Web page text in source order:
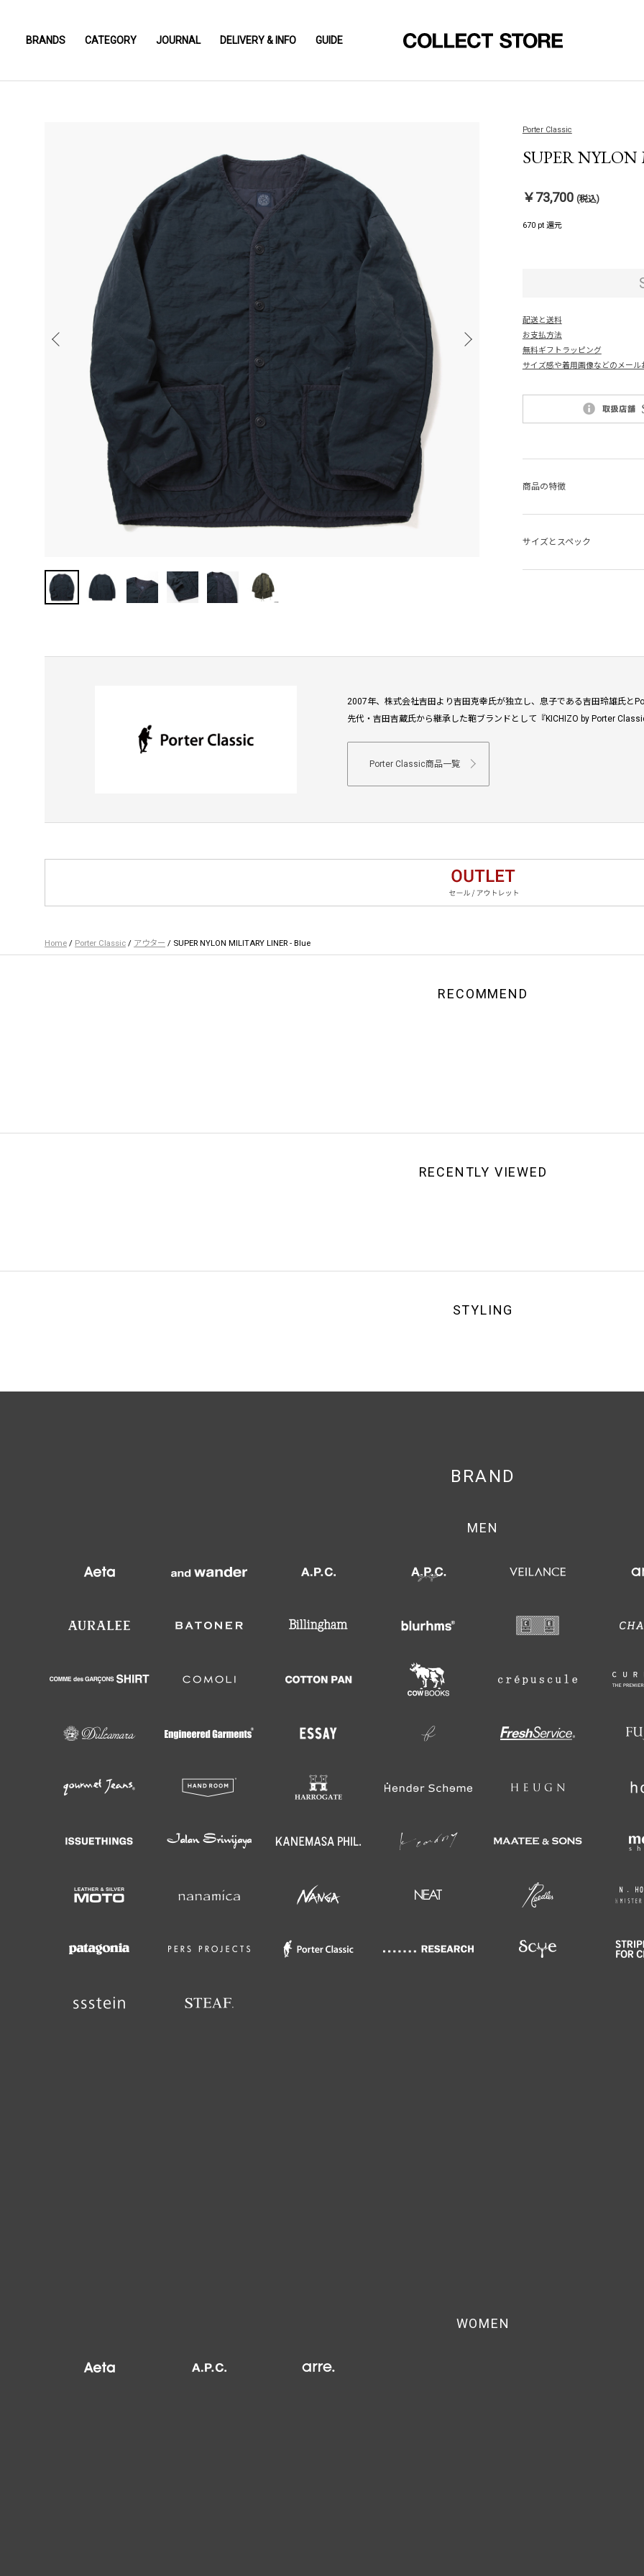
BRANDS CATEGORY JOURNAL DELIVERY & INFO GUIDE
Porter Classic
SUPER
￥73,700 (税込)
670 pt 還元
配送と送料
お支払方法
無料ギフトラッピング
サイズ感や着用画像などのメール
商品の特徴
サイズとスペック
2007年、株式会社吉田より吉田克幸氏が独立し、息子である吉田玲雄氏と
先代・吉田吉蔵氏から継承した鞄ブランドとして『KICHIZO by Porter
Porter Classic商品一覧
Home / Porter Classic / アウター / SUPER NYLON MILITARY LINER - Blue
RECOMMEND
RECENTLY VIEWED
STYLING
BRAND
MEN